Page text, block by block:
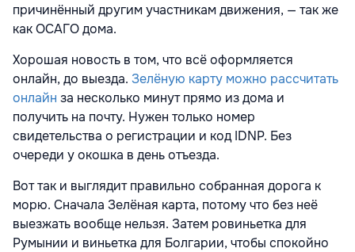
причинённый другим участникам движения, — так же
как ОСАГО дома.
Хорошая новость в том, что всё оформляется
онлайн, до выезда. Зелёную карту можно рассчитать
онлайн за несколько минут прямо из дома и
получить на почту. Нужен только номер
свидетельства о регистрации и код IDNP. Без
очереди у окошка в день отъезда.
Вот так и выглядит правильно собранная дорога к
морю. Сначала Зелёная карта, потому что без неё
выезжать вообще нельзя. Затем ровиньетка для
Румынии и виньетка для Болгарии, чтобы спокойно